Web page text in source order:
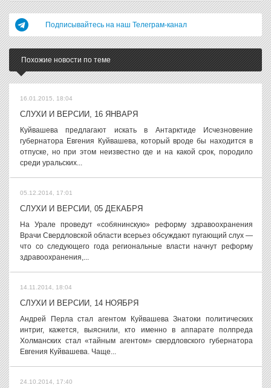
Подписывайтесь на наш Телеграм-канал
Похожие новости по теме
16.01.2015, 18:04
СЛУХИ И ВЕРСИИ, 16 ЯНВАРЯ
Куйвашева предлагают искать в Антарктиде Исчезновение
губернатора Евгения Куйвашева, который вроде бы находится в
отпуске, но при этом неизвестно где и на какой срок, породило
среди уральских...
05.12.2014, 17:01
СЛУХИ И ВЕРСИИ, 05 ДЕКАБРЯ
На Урале проведут «собянинскую» реформу здравоохранения
Врачи Свердловской области всерьез обсуждают пугающий слух —
что со следующего года региональные власти начнут реформу
здравоохранения,...
14.11.2014, 18:04
СЛУХИ И ВЕРСИИ, 14 НОЯБРЯ
Андрей Перла стал агентом Куйвашева Знатоки политических
интриг, кажется, выяснили, кто именно в аппарате полпреда
Холманских стал «тайным агентом» свердловского губернатора
Евгения Куйвашева. Чаще...
24.10.2014, 17:40